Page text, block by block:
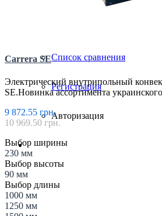
Список сравнения
Регистрация
Авторизация
Carrera SE
Электрический внутрипольный
SE.Новинка ассортимента
9 872.55 грн.
10 969.50 грн.
Выбор ширины
230 мм
Выбор высоты
90 мм
Выбор длины
1000 мм
1250 мм